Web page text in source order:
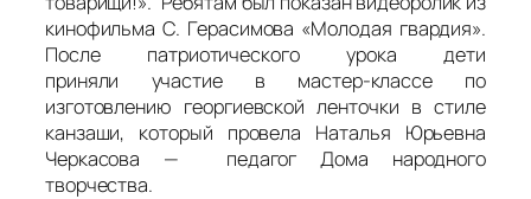
кинофильма С. Герасимова «Молодая гвардия».
После патриотического урока дети
приняли участие в мастер-классе по
изготовлению георгиевской ленточки в стиле
канзаши, который провела Наталья Юрьевна
Черкасова — педагог Дома народного
творчества.